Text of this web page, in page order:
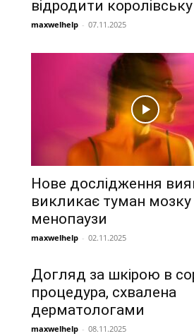
відродити
maxwelhelp - 07.11.2025
Нове дослідження
викликає туман мозку
менопаузи
maxwelhelp - 02.11.2025
Догляд за шкірою в
процедура, схвалена
дерматологами
maxwelhelp - 08.11.2025